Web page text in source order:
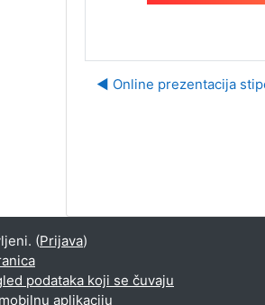
◀︎ Online prezentacija
(Prijava)
podataka koji se čuvaju
aplikaciju